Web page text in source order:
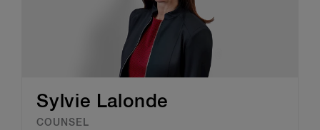
Sylvie Lalonde
COUNSEL